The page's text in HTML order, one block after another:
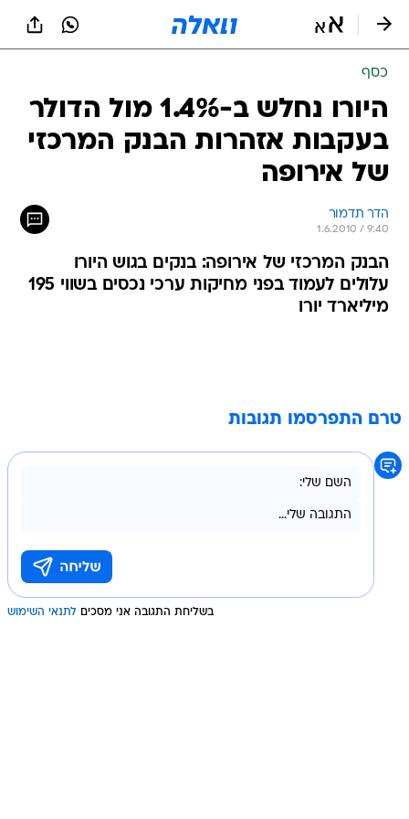
כסף
היורו נחלש ב-1.4% מול הדולר
בעקבות אזהרות הבנק המרכזי
של אירופה
הדר תדמור
1.6.2010 / 9:40
הבנק המרכזי של אירופה: בנקים בגוש היורו
עלולים לעמוד בפני מחיקות ערכי נכסים בשווי 195
מיליארד יורו
טרם התפרסמו תגובות
בשליחת התגובה אני מסכים לתנאי השימוש